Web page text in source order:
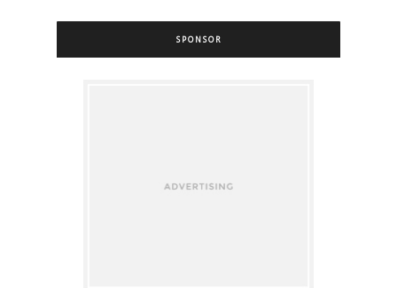
SPONSOR